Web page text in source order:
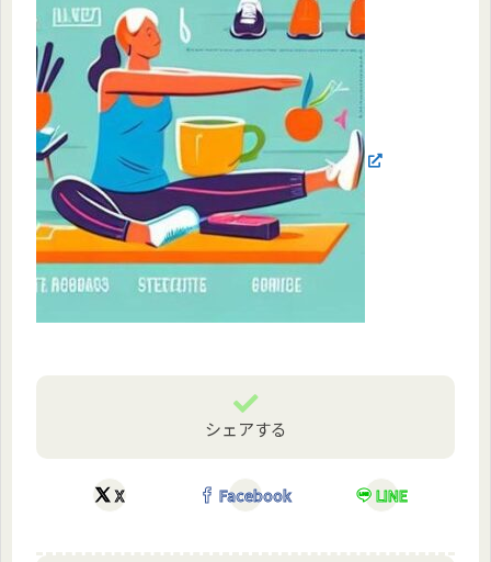
シェアする
X Facebook LINE